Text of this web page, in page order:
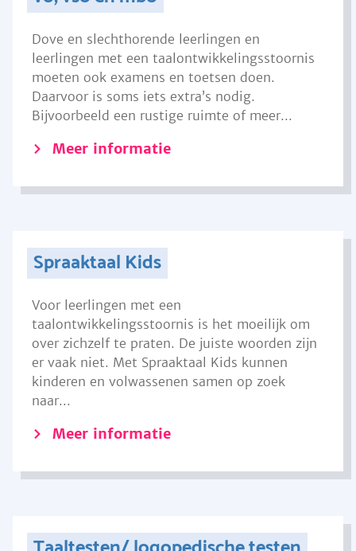
Dove en slechthorende leerlingen en
leerlingen met een taalontwikkelingsstoornis
moeten ook examens en toetsen doen.
Daarvoor is soms iets extra’s nodig.
Bijvoorbeeld een rustige ruimte of meer...
Meer informatie
Spraaktaal Kids
Voor leerlingen met een
taalontwikkelingsstoornis is het moeilijk om
over zichzelf te praten. De juiste woorden zijn
er vaak niet. Met Spraaktaal Kids kunnen
kinderen en volwassenen samen op zoek
naar...
Meer informatie